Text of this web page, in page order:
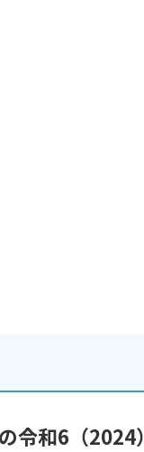
令和6（2024）